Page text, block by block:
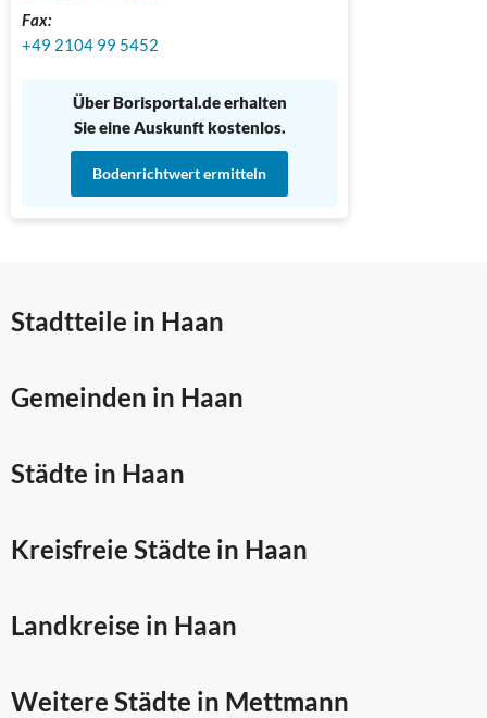
Fax:
+49 2104 99 5452
Über Borisportal.de erhalten
Sie eine Auskunft kostenlos.
Bodenrichtwert ermitteln
Stadtteile in Haan
Gemeinden in Haan
Städte in Haan
Kreisfreie Städte in Haan
Landkreise in Haan
Weitere Städte in Mettmann